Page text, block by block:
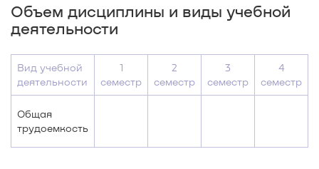
Объем дисциплины и виды учебной
деятельности
Вид учебной
деятельности
1
семестр
2
семестр
3
семестр
4
семестр
Общая
трудоемкость